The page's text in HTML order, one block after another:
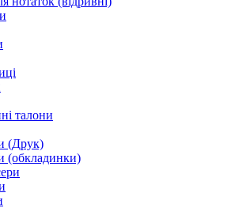
талони
(Друк)
(обкладинки)